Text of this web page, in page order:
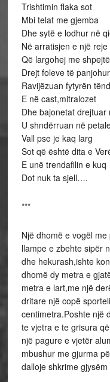
Trishtimin flaka sot
Mbi telat me gjemba
Dhe sytë e lodhur në
Në arratisjen e një
Që largohej me
Drejt foleve të
Ravijëzuan fytyrën
E në cast,mitralozet
Dhe bajonetat drejtuar
U shndërruan në
Vall pse je kaq larg
Sot që është dita e
E unë trendafilin e kuq
Dot nuk ta sjell….
***
Një dhomë e vogël
llampe e zbehte sipër
dhe hekurash,ishte
dhomë dy metra e
metra e lart,me një
dritare një copë
centimetra.Poshte një
te vjetra e te grisura
një pagure e vjetër
mbushur me gjurma
dalloje shkrime